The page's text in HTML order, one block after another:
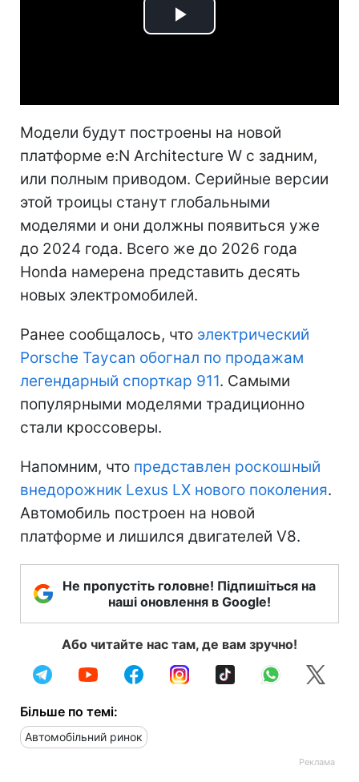
Play
Модели будут построены на новой
платформе e:N Architecture W с задним,
или полным приводом. Серийные версии
этой троицы станут глобальными
моделями и они должны появиться уже
до 2024 года. Всего же до 2026 года
Honda намерена представить десять
новых электромобилей.
Ранее сообщалось, что электрический
Porsche Taycan обогнал по продажам
легендарный спорткар 911. Самыми
популярными моделями традиционно
стали кроссоверы.
Напомним, что представлен роскошный
внедорожник Lexus LX нового поколения.
Автомобиль построен на новой
платформе и лишился двигателей V8.
Не пропустіть головне! Підпишіться на
наші оновлення в Google!
Або читайте нас там, де вам зручно!
Більше по темі:
Автомобільний ринок